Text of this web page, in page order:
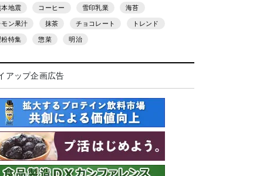
本地震 コーヒー 雪印乳業 海苔
モン果汁 抹茶 チョコレート トレンド
粉特集 惣菜 明治
アップ企画広告